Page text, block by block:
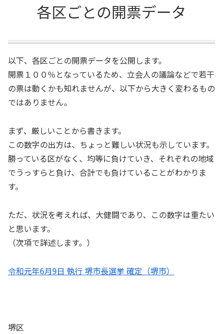
各区ごとの開票データ
以下、各区ごとの開票データを公開します。
開票１００％となっているため、立会人の議論などで若干
の票は動くかも知れませんが、以下から大きく変わるもの
ではありません。
まず、厳しいことから書きます。
この数字の出方は、ちょっと難しい状況も示しています。
勝っている区がなく、均等に負けていき、それぞれの地域
でうっすらと負け、合計でも負けていることがわかりま
す。
ただ、状況を考えれば、大健闘であり、この数字は重たい
と思います。
（次項で詳述します。）
令和元年6月9日 執行 堺市長選挙 確定（堺市）
堺区